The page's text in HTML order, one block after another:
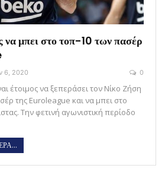
να μπει στο τοπ-10 των πασέρ
6, 2020 0
έτοιμος να ξεπεράσει τον Νίκο Ζήση
της Euroleague και να μπει στο
Την φετινή αγωνιστική περίοδο